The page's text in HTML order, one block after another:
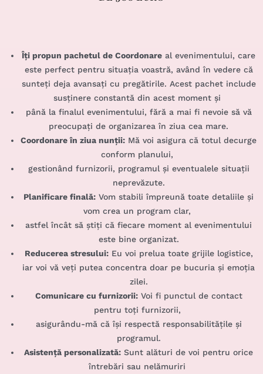
Îți propun pachetul de Coordonare al evenimentului, care
este perfect pentru situația voastră, având în vedere că
sunteți deja avansați cu pregătirile. Acest pachet include
susținere constantă din acest moment și
până la finalul evenimentului, fără a mai fi nevoie să vă
preocupați de organizarea în ziua cea mare.
Coordonare în ziua nunții: Mă voi asigura că totul decurge
conform planului,
gestionând furnizorii, programul și eventualele situații
neprevăzute.
Planificare finală: Vom stabili împreună toate detaliile și
vom crea un program clar,
astfel încât să știți că fiecare moment al evenimentului
este bine organizat.
Reducerea stresului:Eu voi prelua toate grijile logistice,
iar voi vă veți putea concentra doar pe bucuria și emoția
zilei.
Comunicare cu furnizorii:Voi fi punctul de contact
pentru toți furnizorii,
asigurându-mă că își respectă responsabilitățile și
programul.
Asistență personalizată: Sunt alături de voi pentru orice
întrebări sau nelămuriri